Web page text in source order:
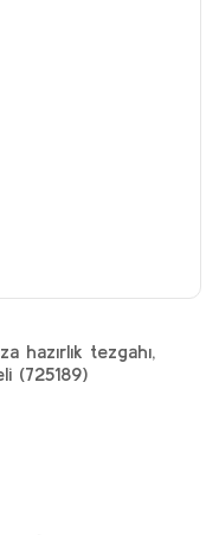
hazırlık tezgahı,
(725189)